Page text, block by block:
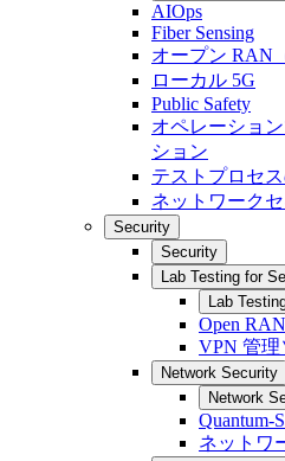
AIOps
Fiber Sensing
オープン RAN
ローカル 5G
Public Safety
オペレーショ
ション
テストプロセ
ネットワーク
Security
Security
Lab Testing for
Lab
Open
VPN 管理
Network Security
Network
Quantum-
ネットワ